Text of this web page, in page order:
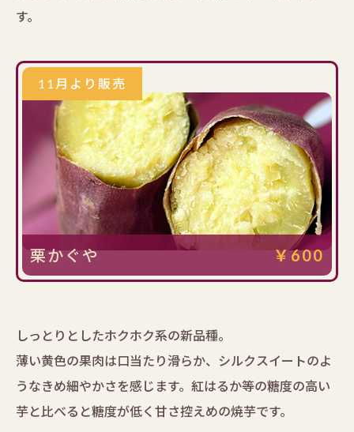
す。
11月より販売
栗かぐや ￥600
しっとりとしたホクホク系の新品種。
薄い黄色の果肉は口当たり滑らか、シルクスイートのよ
うなきめ細やかさを感じます。紅はるか等の糖度の高い
芋と比べると糖度が低く甘さ控えめの焼芋です。